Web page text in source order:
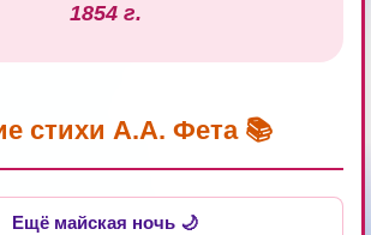
1854 г.
стихи А.А. Фета 📚
Ещё майская ночь 🌙